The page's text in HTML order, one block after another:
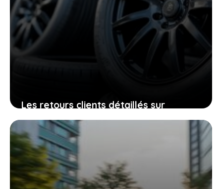
Les retours clients détaillés sur
piecesetpneus com qui vous guident
vers le bon choix
19 juin 2026